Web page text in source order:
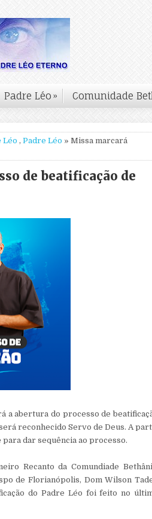
Padre Léo » Comunidade
Léo , Padre Léo » Missa marcará
de beatificação de
a abertura do processo de
reconhecido Servo de Deus. A
dar sequência ao processo.
Recanto da Comundiade
de Florianópolis, Dom Wilson
do Padre Léo foi feito no